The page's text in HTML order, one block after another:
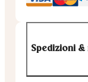
Spedizioni